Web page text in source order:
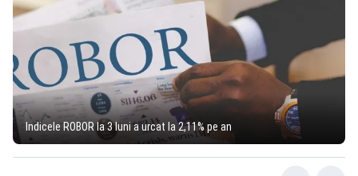
Indicele ROBOR la 3 luni a urcat la 2,11% pe an